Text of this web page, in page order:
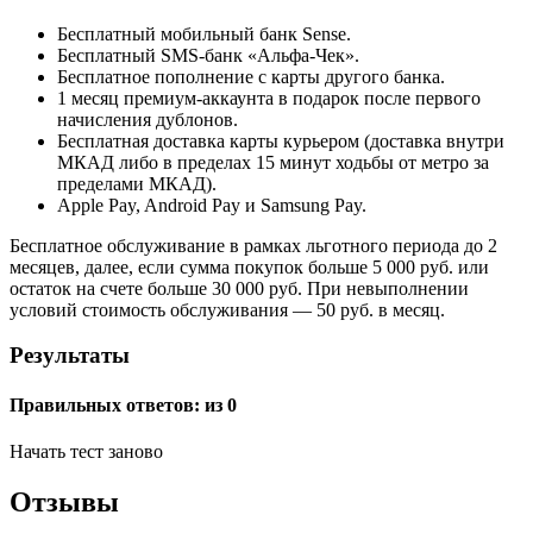
Бесплатный мобильный банк Sense.
Бесплатный SMS-банк «Альфа-Чек».
Бесплатное пополнение с карты другого банка.
1 месяц премиум-аккаунта в подарок после первого
начисления дублонов.
Бесплатная доставка карты курьером (доставка внутри
МКАД либо в пределах 15 минут ходьбы от метро за
пределами МКАД).
Apple Pay, Android Pay и Samsung Pay.
Бесплатное обслуживание в рамках льготного периода до 2
месяцев, далее, если сумма покупок больше 5 000 руб. или
остаток на счете больше 30 000 руб. При невыполнении
условий стоимость обслуживания — 50 руб. в месяц.
Результаты
Правильных ответов: из 0
Начать тест заново
Отзывы